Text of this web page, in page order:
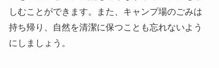
しむことができます。また、キャンプ場のごみは
持ち帰り、自然を清潔に保つことも忘れないよう
にしましょう。